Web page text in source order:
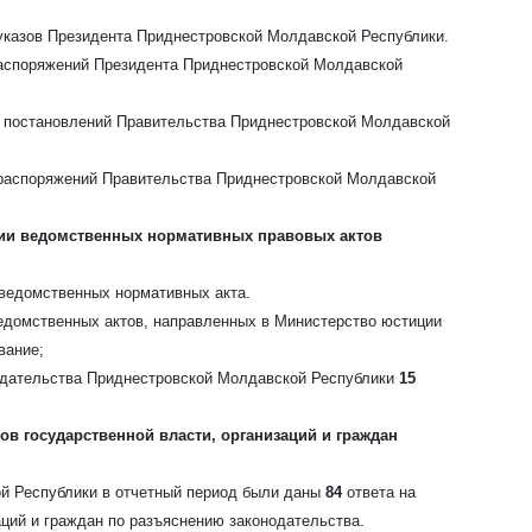
Президента Приднестровской Молдавской Республики.
Президента Приднестровской Молдавской
Правительства Приднестровской Молдавской
Правительства Приднестровской Молдавской
ведомственных нормативных правовых актов
нормативных акта.
актов, направленных в Министерство юстиции
Приднестровской Молдавской Республики 15
государственной власти, организаций и граждан
Республики в отчетный период были даны 84 ответа на
и граждан по разъяснению законодательства.